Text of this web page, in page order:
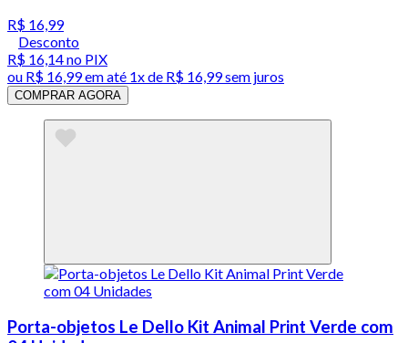
R$ 16,99
Desconto
R$ 16,14no PIX
ou R$ 16,99em até 1x de R$ 16,99sem juros
COMPRAR AGORA
Porta-objetos Le Dello Kit Animal Print Verde com